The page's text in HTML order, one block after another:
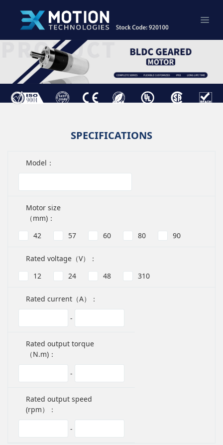
SPECIFICATIONS
Model：
Motor size
（mm)：
42
57 60 80 90
Rated voltage（V）：
12
24 48 310
Rated current（A）：
-
Rated output torque
（N.m)：
-
Rated output speed
(rpm）：
-